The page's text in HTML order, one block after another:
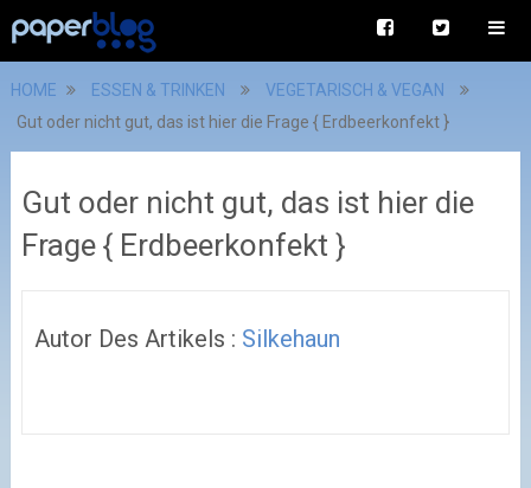
HOME ESSEN & TRINKEN
VEGETARISCH & VEGAN
Gut oder nicht gut, das ist hier die Frage { Erdbeerkonfekt }
Gut oder nicht gut, das ist hier die
Frage { Erdbeerkonfekt }
Autor Des Artikels : Silkehaun